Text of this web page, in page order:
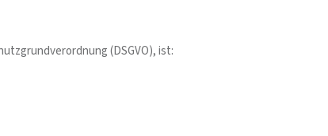
(DSGVO), ist: